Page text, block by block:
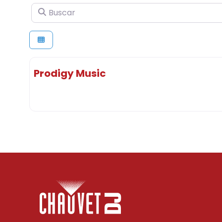
Buscar
Prodigy Music